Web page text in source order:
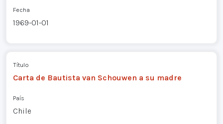
Fecha
1969-01-01
Título
Carta de Bautista van Schouwen a su madre
País
Chile